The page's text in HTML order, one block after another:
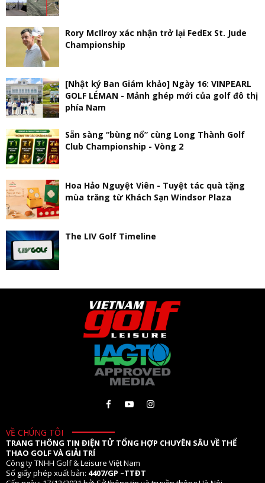
Rory McIlroy xác nhận trở lại FedEx St. Jude
Championship
[Nhật ký Ban Giám khảo] Ngày 16: VINPEARL
GOLF LÉMAN - Mảnh ghép mới của golf đô thị
phía Nam
Sẵn sàng “bùng nổ” cùng Long Thành Golf
Club Championship - Vòng 2
Hoa Hảo Nguyệt Viên - Tuyệt tác quà tặng
mùa trăng từ Khách Sạn Windsor Plaza
The LIV Golf Timeline
VỀ CHÚNG TÔI
TRANG THÔNG TIN ĐIỆN TỬ TỔNG HỢP CHUYÊN SÂU VỀ THỂ
THAO GOLF VÀ GIẢI TRÍ
Công ty TNHH Golf & Leisure Việt Nam
Số giấy phép xuất bản: 4407/GP –TTĐT